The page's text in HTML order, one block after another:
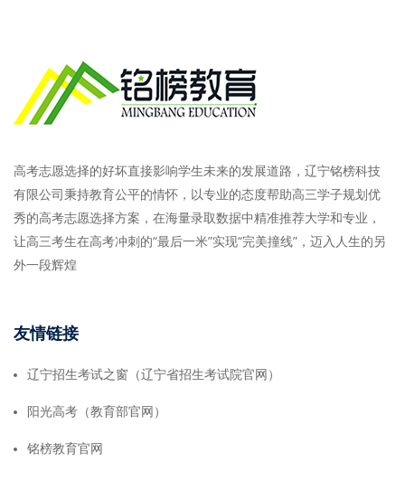
高考志愿选择的好坏直接影响学生未来的发展道路，辽宁铭榜科技
有限公司秉持教育公平的情怀，以专业的态度帮助高三学子规划优
秀的高考志愿选择方案，在海量录取数据中精准推荐大学和专业，
让高三考生在高考冲刺的“最后一米”实现“完美撞线”，迈入人生的另
外一段辉煌
友情链接
辽宁招生考试之窗（辽宁省招生考试院官网）
阳光高考（教育部官网）
铭榜教育官网